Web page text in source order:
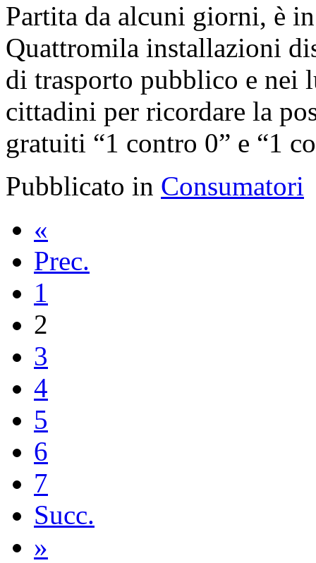
Partita da alcuni giorni, è
Quattromila installazioni
di trasporto pubblico e nei
cittadini per ricordare la
gratuiti “1 contro 0” e “1
Pubblicato in Consumatori
«
Prec.
1
2
3
4
5
6
7
Succ.
»